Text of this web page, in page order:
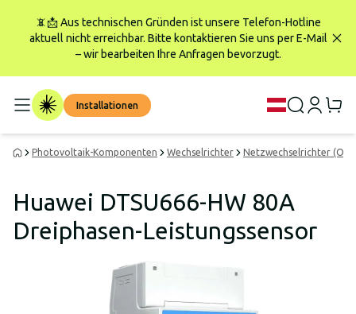
📵📩 Aus technischen Gründen ist unsere Telefon-Hotline
aktuell nicht erreichbar. Bitte kontaktieren Sie uns per E-Mail
– wir bearbeiten Ihre Anfragen bevorzugt.
Installationen
Photovoltaik-Komponenten Wechselrichter Netzwechselrichter (On-
Huawei DTSU666-HW 80A
Dreiphasen-Leistungssensor